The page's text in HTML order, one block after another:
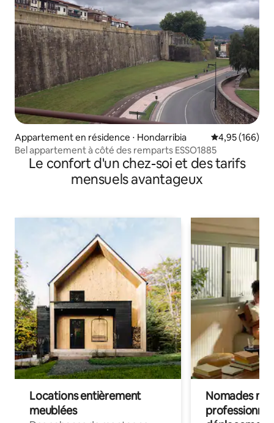
Appartement en résidence ⋅ Hondarribia Évaluation
4,95 (166)
Bel appartement à côté des remparts ESSO1885
Le confort d'un chez-soi et des tarifs
mensuels avantageux
Locations entièrement
meublées
Nomades